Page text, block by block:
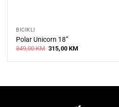
BICIKLI
Polar Unicorn 18”
349,00KM Original
price
315,00 KMCurrent